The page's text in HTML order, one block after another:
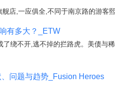
店,一应俱全,不同于南京路的游客
有多大？_ETW
绕不开,逃不掉的拦路虎。美债与
问题与趋势_Fusion Heroes